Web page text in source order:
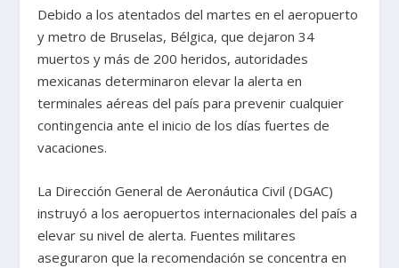
Debido a los atentados del martes en el aeropuerto
y metro de Bruselas, Bélgica, que dejaron 34
muertos y más de 200 heridos, autoridades
mexicanas determinaron elevar la alerta en
terminales aéreas del país para prevenir cualquier
contingencia ante el inicio de los días fuertes de
vacaciones.
La Dirección General de Aeronáutica Civil (DGAC)
instruyó a los aeropuertos internacionales del país a
elevar su nivel de alerta. Fuentes militares
aseguraron que la recomendación se concentra en